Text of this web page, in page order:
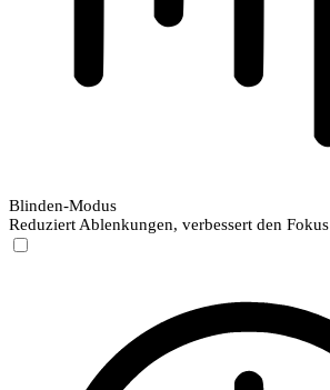
Blinden-Modus
Reduziert Ablenkungen, verbessert den Fokus